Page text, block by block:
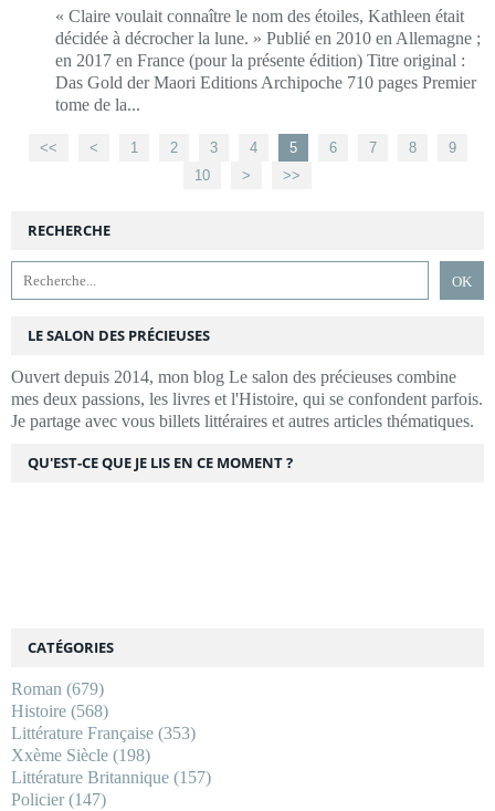
« Claire voulait connaître le nom des étoiles, Kathleen était
décidée à décrocher la lune. » Publié en 2010 en Allemagne ;
en 2017 en France (pour la présente édition) Titre original :
Das Gold der Maori Editions Archipoche 710 pages Premier
tome de la...
<< < 1 2 3 4 5 6 7 8
9
10
20
30
40
> >>
RECHERCHE
LE SALON DES PRÉCIEUSES
Ouvert depuis 2014, mon blog Le salon des précieuses combine
mes deux passions, les livres et l'Histoire, qui se confondent parfois.
Je partage avec vous billets littéraires et autres articles thématiques.
CATÉGORIES
Roman (679)
Histoire (568)
Littérature Française (353)
Xxème Siècle (198)
Littérature Britannique (157)
Policier(147)
QU'EST-CE QUE JE LIS EN CE MOMENT ?